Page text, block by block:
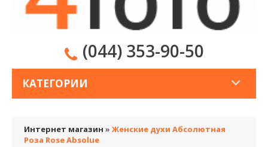
(044) 353-90-50
КАТЕГОРИИ
Интернет магазин » Женские духи Абсолютная
Роза Rose Absolue